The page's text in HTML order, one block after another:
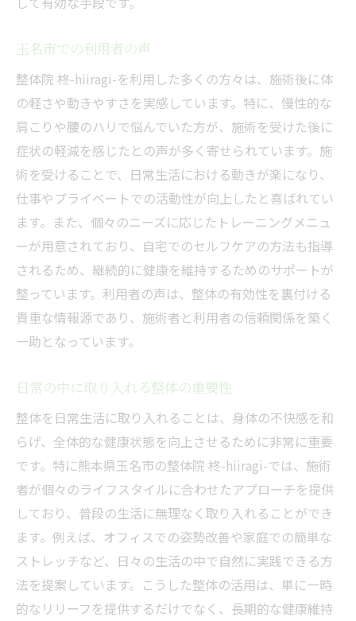
玉名市での利用者の声
整体院 柊-hiiragi-を利用した多くの方々は、施術後に体
の軽さや動きやすさを実感しています。特に、慢性的な
肩こりや腰のハリで悩んでいた方が、施術を受けた後に
症状の軽減を感じたとの声が多く寄せられています。施
術を受けることで、日常生活における動きが楽になり、
仕事やプライベートでの活動性が向上したと喜ばれてい
ます。また、個々のニーズに応じたトレーニングメニュ
ーが用意されており、自宅でのセルフケアの方法も指導
されるため、継続的に健康を維持するためのサポートが
整っています。利用者の声は、整体の有効性を裏付ける
貴重な情報源であり、施術者と利用者の信頼関係を築く
一助となっています。
日常の中に取り入れる整体の重要性
整体を日常生活に取り入れることは、身体の不快感を和
らげ、全体的な健康状態を向上させるために非常に重要
です。特に熊本県玉名市の整体院 柊-hiiragi-では、施術
者が個々のライフスタイルに合わせたアプローチを提供
しており、普段の生活に無理なく取り入れることができ
ます。例えば、オフィスでの姿勢改善や家庭での簡単な
ストレッチなど、日々の生活の中で自然に実践できる方
法を提案しています。こうした整体の活用は、単に一時
的なリリーフを提供するだけでなく、長期的な健康維持